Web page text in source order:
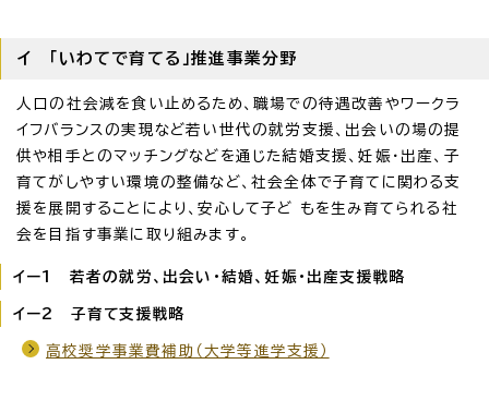
イ 「いわてで育てる」推進事業分野
人口の社会減を食い止めるため、職場での待遇改善やワークラ
イフバランスの実現など若い世代の就労支援、出会いの場の提
供や相手とのマッチングなどを通じた結婚支援、妊娠・出産、子
育てがしやすい環境の整備など、社会全体で子育てに関わる支
援を展開することにより、安心して子ど もを生み育てられる社
会を目指す事業に取り組みます。
イー1 若者の就労、出会い・結婚、妊娠・出産支援戦略
イー2 子育て支援戦略
高校奨学事業費補助（大学等進学支援）